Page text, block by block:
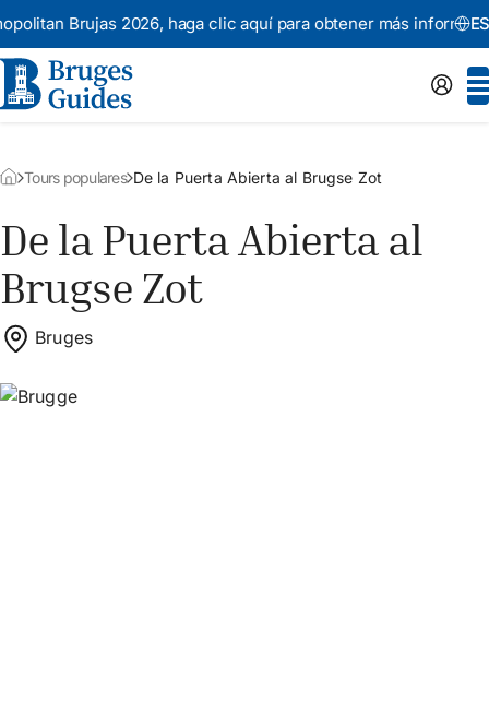
Brujas 2026,haga clic aquí para obtener más información. ES
Tours populares De la Puerta Abierta al Brugse Zot
De la Puerta Abierta al
Brugse Zot
Bruges